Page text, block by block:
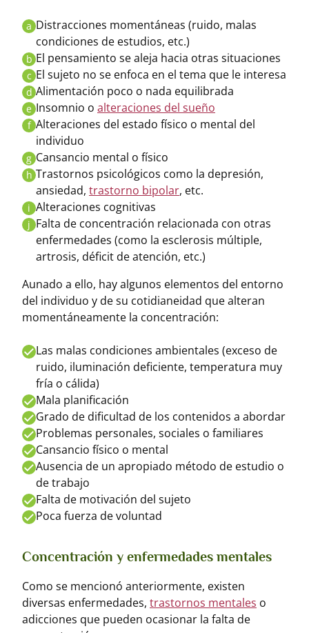
a Distracciones momentáneas (ruido, malas
condiciones de estudios, etc.)
b El pensamiento se aleja hacia otras situaciones
c El sujeto no se enfoca en el tema que le interesa
d Alimentación poco o nada equilibrada
e Insomnio o alteraciones del sueño
f Alteraciones del estado físico o mental del
individuo
g Cansancio mental o físico
h Trastornos psicológicos como la depresión,
ansiedad, trastorno bipolar, etc.
i Alteraciones cognitivas
j Falta de concentración relacionada con otras
enfermedades (como la esclerosis múltiple,
artrosis, déficit de atención, etc.)
Aunado a ello, hay algunos elementos del entorno
del individuo y de su cotidianeidad que alteran
momentáneamente la concentración:
Las malas condiciones ambientales (exceso de
ruido, iluminación deficiente, temperatura muy
fría o cálida)
Mala planificación
Grado de dificultad de los contenidos a abordar
Problemas personales, sociales o familiares
Cansancio físico o mental
Ausencia de un apropiado método de estudio o
de trabajo
Falta de motivación del sujeto
Poca fuerza de voluntad
Concentración y enfermedades mentales
Como se mencionó anteriormente, existen
diversas enfermedades, trastornos mentales o
adicciones que pueden ocasionar la falta de